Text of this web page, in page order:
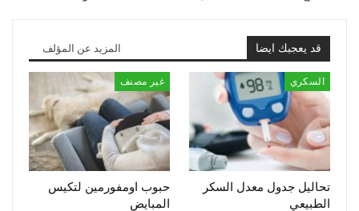
قد يعجبك ايضا المزيد عن المؤلف
السكري
تحاليل جدول معدل السكر
الطبيعي
غير مصنف
حبوب اومفورمين لتكيس
المبايض